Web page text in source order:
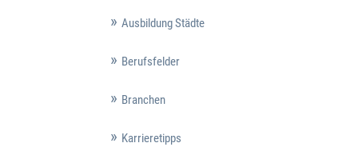
Ausbildung Städte
Berufsfelder
Branchen
Karrieretipps